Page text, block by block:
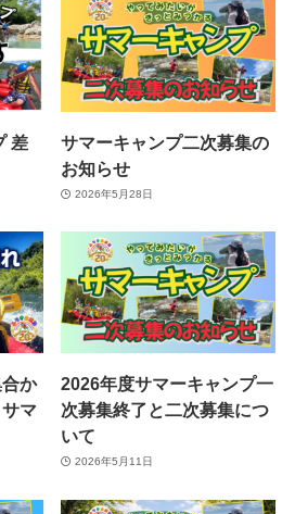
差
サマーキャンプ二次募集の
お知らせ
2026年5月28日
合か
マ
2026年度サマーキャンプ一
次募集終了と二次募集につ
いて
2026年5月11日